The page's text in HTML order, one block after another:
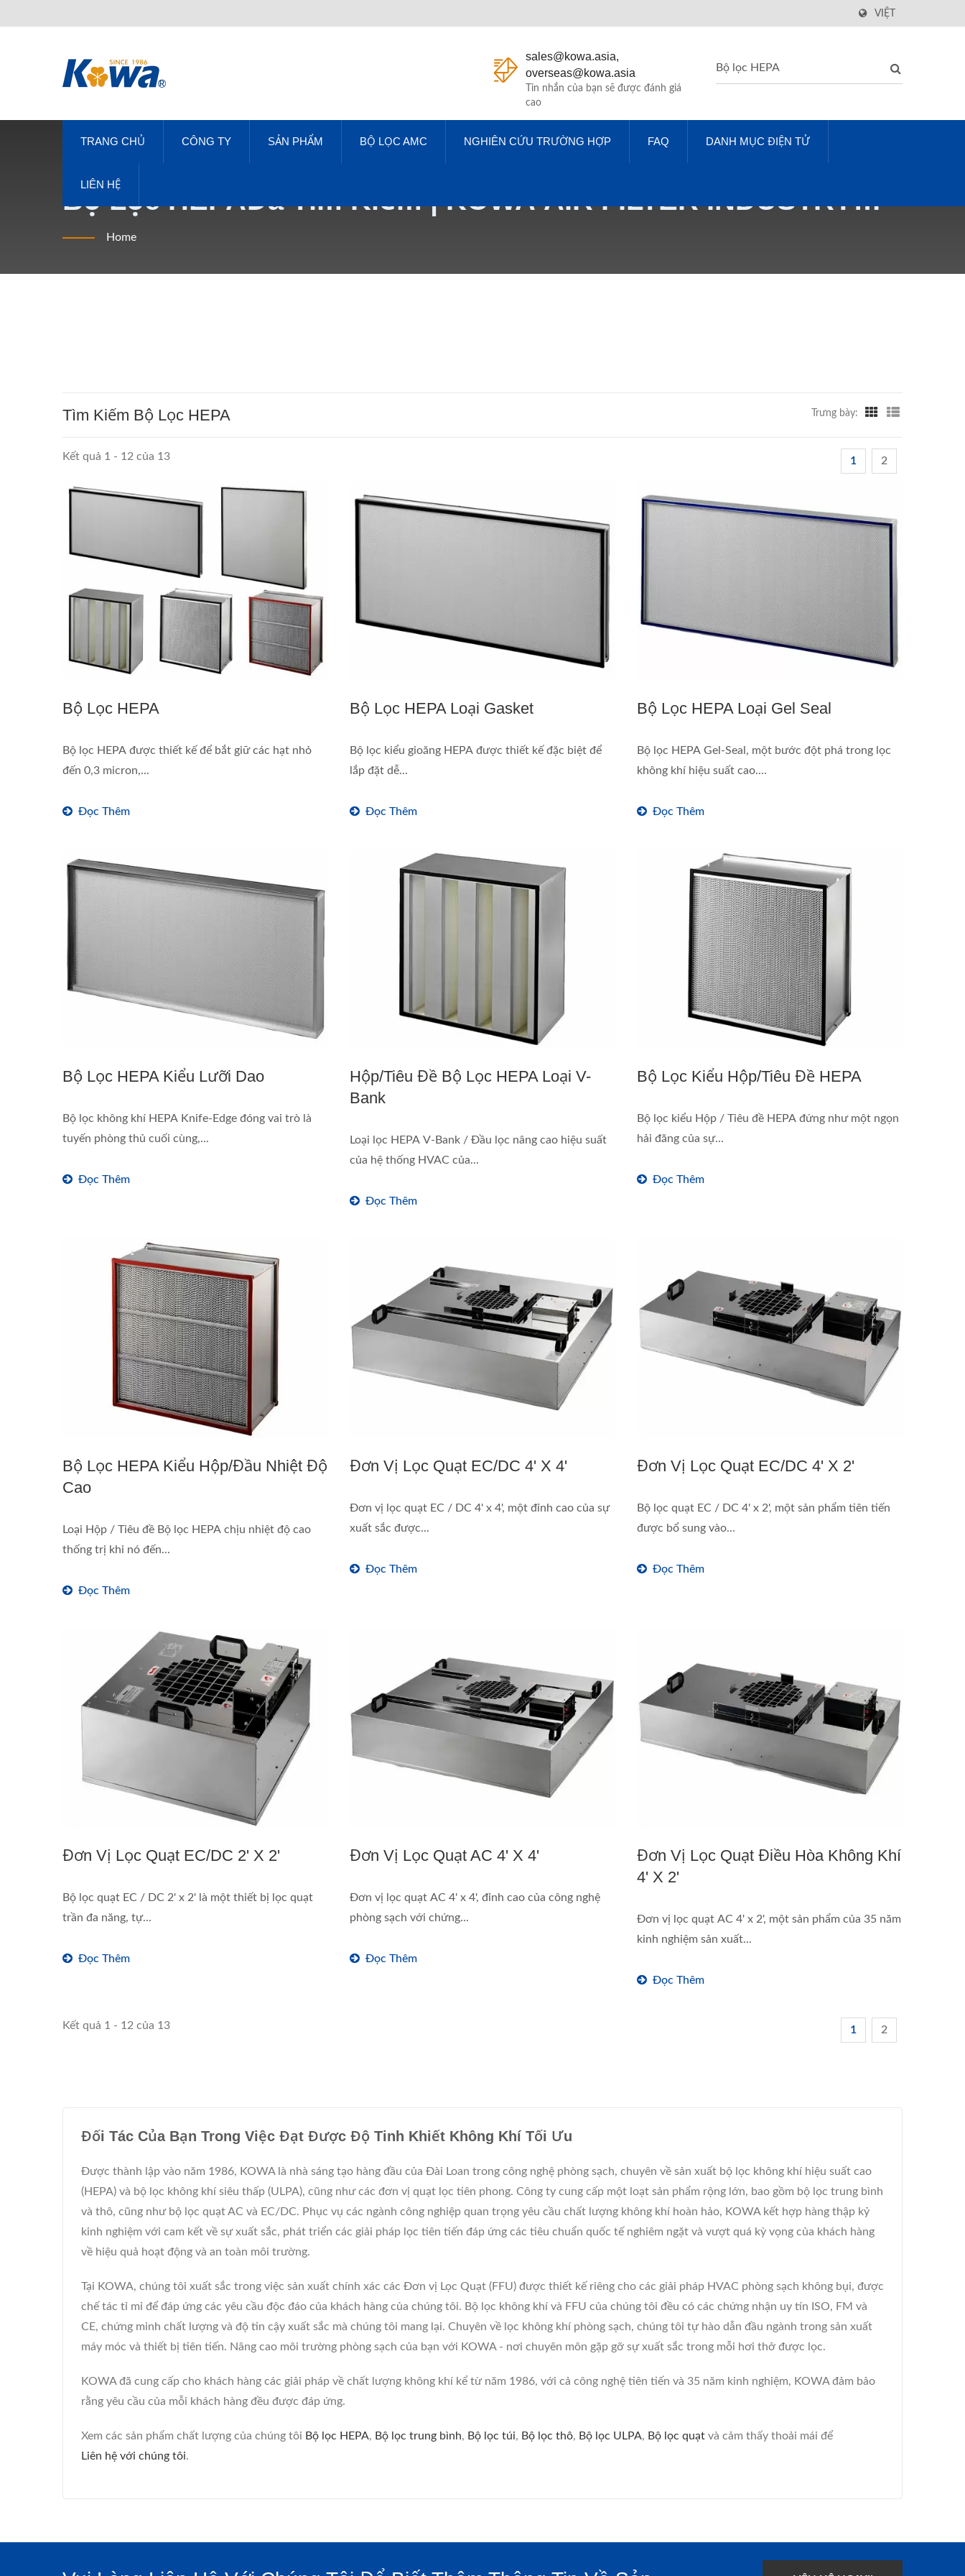
VIỆT
sales@kowa.asia,
overseas@kowa.asia
Tin nhắn của bạn sẽ được đánh giá
cao
TRANG CHỦ CÔNG TY SẢN PHẨM BỘ LỌC AMC NGHIÊN CỨU TRƯỜNG HỢP FAQ DANH MỤC ĐIỆN TỬ
LIÊN HỆ
Bộ Lọc HEPAĐã Tìm Kiếm | KOWA AIR FILTER INDUSTRY
CO., LTD.
Home
Tìm Kiếm Bộ Lọc HEPA Trưng bày:
Kết quả 1 - 12 của 13 1 2
Bộ Lọc HEPA
Bộ lọc HEPA được thiết kế để bắt giữ các hạt nhỏ
đến 0,3 micron,...
Đọc Thêm
Bộ Lọc HEPA Loại Gasket
Bộ lọc kiểu gioăng HEPA được thiết kế đặc biệt để
lắp đặt dễ...
Đọc Thêm
Bộ Lọc HEPA Loại Gel Seal
Bộ lọc HEPA Gel-Seal, một bước đột phá trong lọc
không khí hiệu suất cao....
Đọc Thêm
Bộ Lọc HEPA Kiểu Lưỡi Dao
Bộ lọc không khí HEPA Knife-Edge đóng vai trò là
tuyến phòng thủ cuối cùng,...
Đọc Thêm
Hộp/Tiêu Đề Bộ Lọc HEPA Loại V-
Bank
Loại lọc HEPA V-Bank / Đầu lọc nâng cao hiệu suất
của hệ thống HVAC của...
Đọc Thêm
Bộ Lọc Kiểu Hộp/Tiêu Đề HEPA
Bộ lọc kiểu Hộp / Tiêu đề HEPA đứng như một ngọn
hải đăng của sự...
Đọc Thêm
Bộ Lọc HEPA Kiểu Hộp/Đầu Nhiệt Độ
Cao
Loại Hộp / Tiêu đề Bộ lọc HEPA chịu nhiệt độ cao
thống trị khi nó đến...
Đọc Thêm
Đơn Vị Lọc Quạt EC/DC 4' X 4'
Đơn vị lọc quạt EC / DC 4' x 4', một đỉnh cao của sự
xuất sắc được...
Đọc Thêm
Đơn Vị Lọc Quạt EC/DC 4' X 2'
Bộ lọc quạt EC / DC 4' x 2', một sản phẩm tiên tiến
được bổ sung vào...
Đọc Thêm
Đơn Vị Lọc Quạt EC/DC 2' X 2'
Bộ lọc quạt EC / DC 2' x 2' là một thiết bị lọc quạt
trần đa năng, tự...
Đọc Thêm
Đơn Vị Lọc Quạt AC 4' X 4'
Đơn vị lọc quạt AC 4' x 4', đỉnh cao của công nghệ
phòng sạch với chứng...
Đọc Thêm
Đơn Vị Lọc Quạt Điều Hòa Không Khí
4' X 2'
Đơn vị lọc quạt AC 4' x 2', một sản phẩm của 35 năm
kinh nghiệm sản xuất...
Đọc Thêm
Kết quả 1 - 12 của 13 1 2
Đối Tác Của Bạn Trong Việc Đạt Được Độ Tinh Khiết Không Khí Tối Ưu
Được thành lập vào năm 1986, KOWA là nhà sáng tạo hàng đầu của Đài Loan trong công nghệ phòng sạch, chuyên về sản xuất bộ lọc không khí hiệu suất cao
(HEPA) và bộ lọc không khí siêu thấp (ULPA), cũng như các đơn vị quạt lọc tiên phong. Công ty cung cấp một loạt sản phẩm rộng lớn, bao gồm bộ lọc trung bình
và thô, cũng như bộ lọc quạt AC và EC/DC. Phục vụ các ngành công nghiệp quan trọng yêu cầu chất lượng không khí hoàn hảo, KOWA kết hợp hàng thập kỷ
kinh nghiệm với cam kết về sự xuất sắc, phát triển các giải pháp lọc tiên tiến đáp ứng các tiêu chuẩn quốc tế nghiêm ngặt và vượt quá kỳ vọng của khách hàng
về hiệu quả hoạt động và an toàn môi trường.
Tại KOWA, chúng tôi xuất sắc trong việc sản xuất chính xác các Đơn vị Lọc Quạt (FFU) được thiết kế riêng cho các giải pháp HVAC phòng sạch không bụi, được
chế tác tỉ mỉ để đáp ứng các yêu cầu độc đáo của khách hàng của chúng tôi. Bộ lọc không khí và FFU của chúng tôi đều có các chứng nhận uy tín ISO, FM và
CE, chứng minh chất lượng và độ tin cậy xuất sắc mà chúng tôi mang lại. Chuyên về lọc không khí phòng sạch, chúng tôi tự hào dẫn đầu ngành trong sản xuất
máy móc và thiết bị tiên tiến. Nâng cao môi trường phòng sạch của bạn với KOWA - nơi chuyên môn gặp gỡ sự xuất sắc trong mỗi hơi thở được lọc.
KOWA đã cung cấp cho khách hàng các giải pháp về chất lượng không khí kể từ năm 1986, với cả công nghệ tiên tiến và 35 năm kinh nghiệm, KOWA đảm bảo
rằng yêu cầu của mỗi khách hàng đều được đáp ứng.
Xem các sản phẩm chất lượng của chúng tôi Bộ lọc HEPA, Bộ lọc trung bình, Bộ lọc túi, Bộ lọc thô, Bộ lọc ULPA, Bộ lọc quạt và cảm thấy thoải mái để
Liên hệ với chúng tôi.